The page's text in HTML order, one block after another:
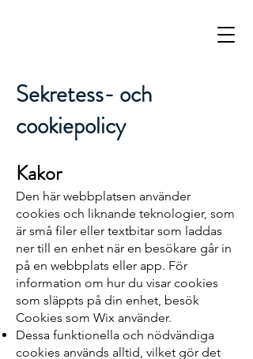
Sekretess- och
cookiepolicy
Kakor
Den här webbplatsen använder
cookies och liknande teknologier, som
är små filer eller textbitar som laddas
ner till en enhet när en besökare går in
på en webbplats eller app. För
information om hur du visar cookies
som släppts på din enhet, besök
Cookies som Wix använder.
Dessa funktionella och nödvändiga
cookies används alltid, vilket gör det